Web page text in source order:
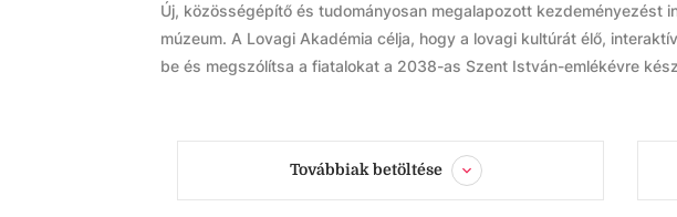
Új, közösségépítő és tudományosan megalapozott kezdeményezést
múzeum. A Lovagi Akadémia célja, hogy a lovagi kultúrát élő,
be és megszólítsa a fiatalokat a 2038-as Szent István-emlékévre
Továbbiak betöltése